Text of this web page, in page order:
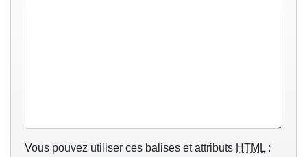
Vous pouvez utiliser ces balises et attributs HTML :